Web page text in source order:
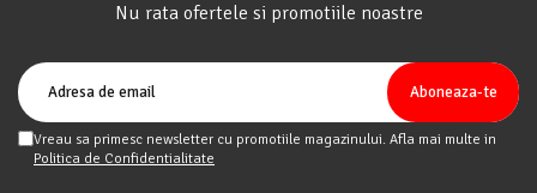
Nu rata ofertele si promotiile noastre
Vreau sa primesc newsletter cu promotiile magazinului. Afla mai multe in
Politica de Confidentialitate